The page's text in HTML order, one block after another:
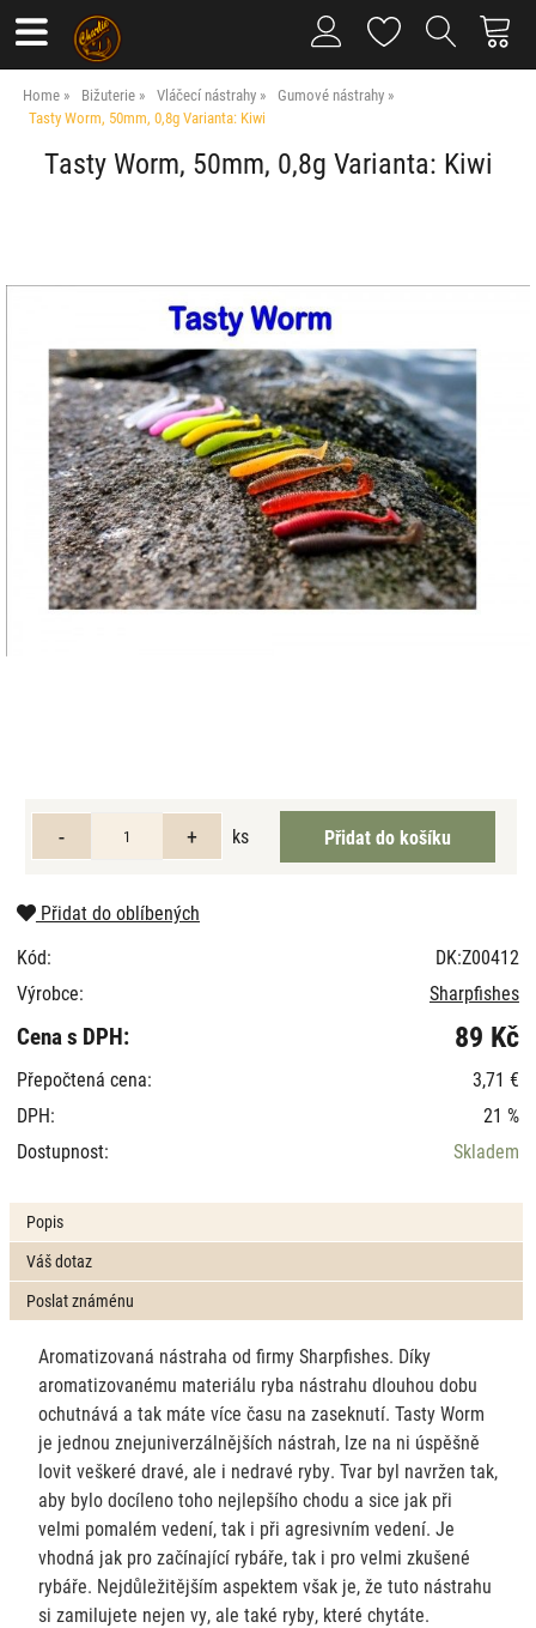
Home Bižuterie Vláčecí nástrahy
Gumové nástrahy
Tasty Worm, 50mm, 0,8g Varianta: Kiwi
Tasty Worm, 50mm, 0,8g Varianta: Kiwi
ks
Přidat do oblíbených
Kód:
DK:Z00412
Výrobce:
Sharpfishes
Cena s DPH: 89 Kč
Přepočtená cena:
3,71 €
DPH:
21 %
Dostupnost:
Skladem
Popis
Váš dotaz
Poslat známénu
Aromatizovaná nástraha od firmy Sharpfishes. Díky
aromatizovanému materiálu ryba nástrahu dlouhou dobu
ochutnává a tak máte více času na zaseknutí. Tasty Worm
je jednou znejuniverzálnějších nástrah, lze na ni úspěšně
lovit veškeré dravé, ale i nedravé ryby. Tvar byl navržen tak,
aby bylo docíleno toho nejlepšího chodu a sice jak při
velmi pomalém vedení, tak i při agresivním vedení. Je
vhodná jak pro začínající rybáře, tak i pro velmi zkušené
rybáře. Nejdůležitějším aspektem však je, že tuto nástrahu
si zamilujete nejen vy, ale také ryby, které chytáte.